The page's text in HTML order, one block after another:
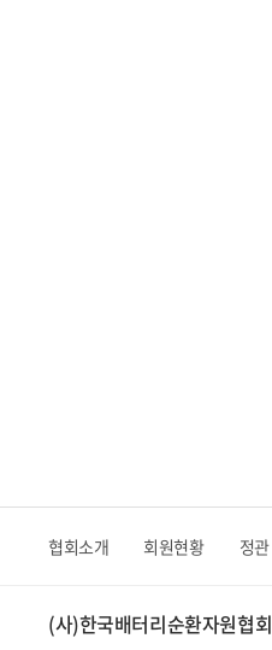
협회소개 회원현황 정관
(사)한국배터리순환자원협회